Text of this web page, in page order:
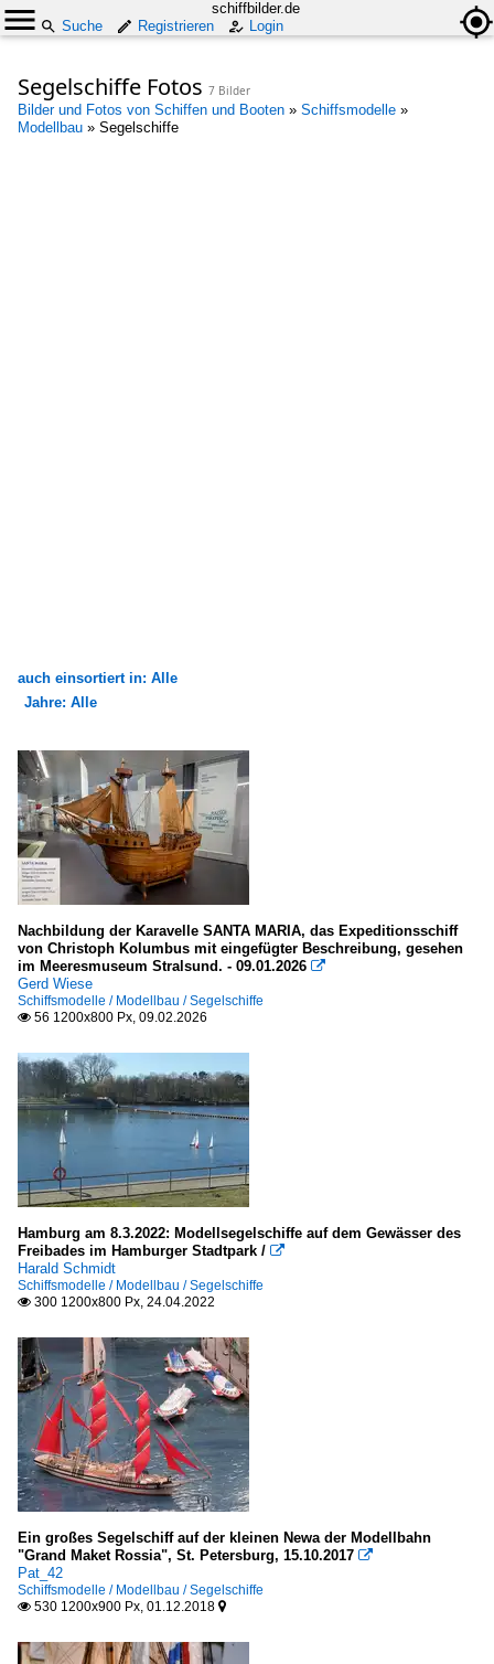
schiffbilder.de
Suche
Registrieren Login
Segelschiffe Fotos 7 Bilder
Bilder und Fotos von Schiffen und Booten » Schiffsmodelle »
Modellbau » Segelschiffe
auch einsortiert in: Alle
Jahre: Alle
Alle Jahre
2000
2007
2010
2010
2017
2022
2026
Nachbildung der Karavelle SANTA MARIA, das Expeditionsschiff
von Christoph Kolumbus mit eingefügter Beschreibung, gesehen
im Meeresmuseum Stralsund. - 09.01.2026 
Gerd Wiese
Schiffsmodelle / Modellbau / Segelschiffe
 56 1200x800 Px, 09.02.2026
Hamburg am 8.3.2022: Modellsegelschiffe auf dem Gewässer des
Freibades im Hamburger Stadtpark / 
Harald Schmidt
Schiffsmodelle / Modellbau / Segelschiffe
 300 1200x800 Px, 24.04.2022
Ein großes Segelschiff auf der kleinen Newa der Modellbahn
"Grand Maket Rossia", St. Petersburg, 15.10.2017 
Pat_42
Schiffsmodelle / Modellbau / Segelschiffe
 530 1200x900 Px, 01.12.2018 